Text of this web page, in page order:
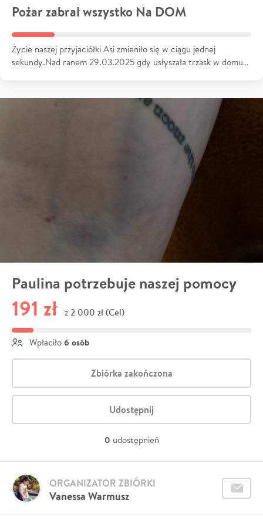
Pożar zabrał wszystko Na DOM
Życie naszej przyjaciółki Asi zmieniło się w ciągu jednej
sekundy.Nad ranem 29.03.2025 gdy usłyszała trzask w domu…
Paulina potrzebuje naszej pomocy
191 zł z 2 000 zł (Cel)
Wpłaciło 6 osób
Zbiórka zakończona
Udostępnij
0 udostępnień
Vanessa Warmusz
ORGANIZATOR ZBIÓRKI